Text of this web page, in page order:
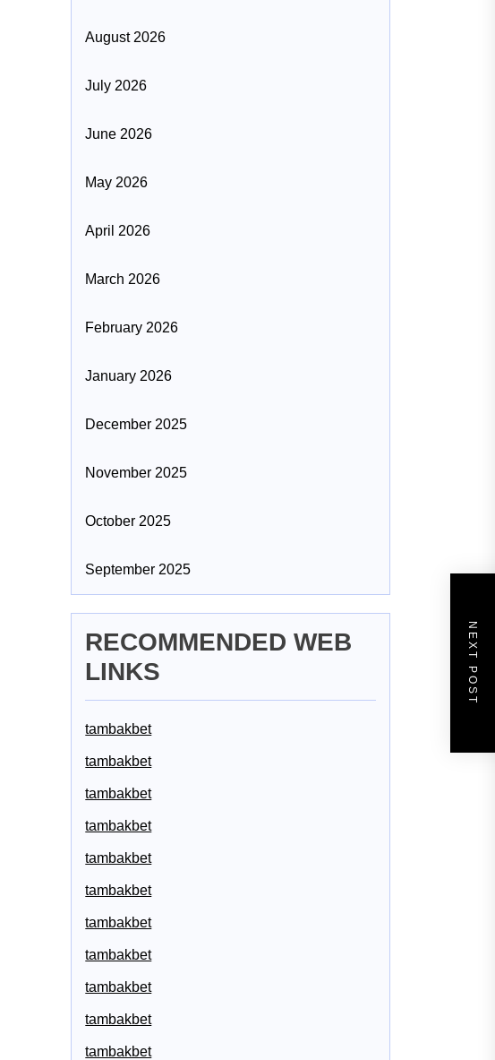
NEXT POST
August 2026
July 2026
June 2026
May 2026
April 2026
March 2026
February 2026
January 2026
December 2025
November 2025
October 2025
September 2025
RECOMMENDED WEB
LINKS
tambakbet
tambakbet
tambakbet
tambakbet
tambakbet
tambakbet
tambakbet
tambakbet
tambakbet
tambakbet
tambakbet